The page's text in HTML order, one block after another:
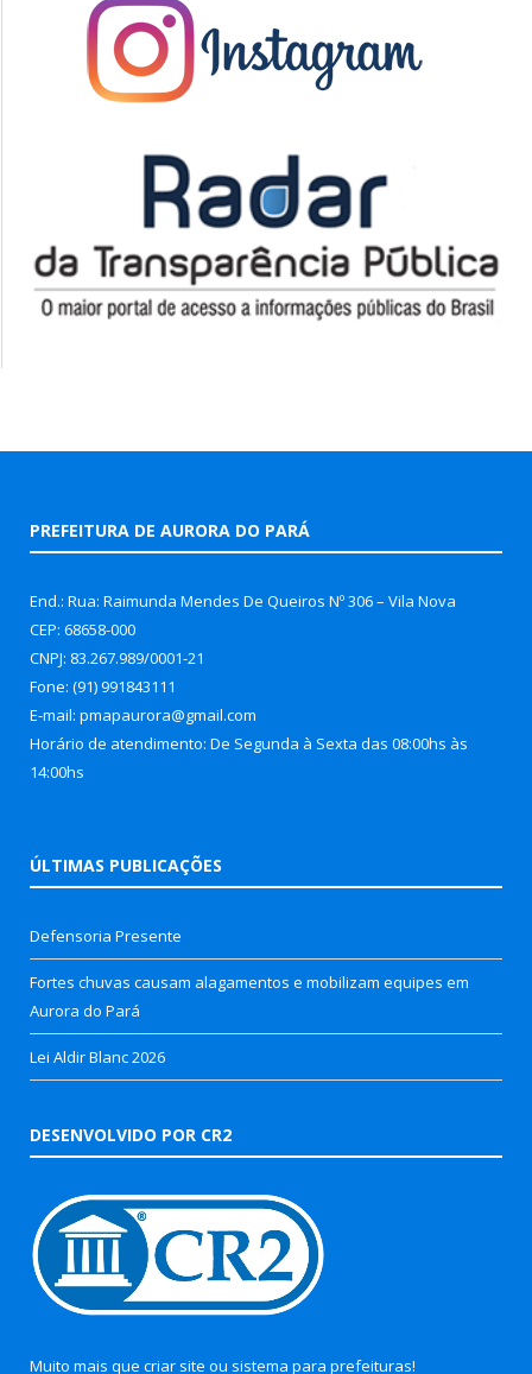
PREFEITURA DE AURORA DO PARÁ
End.: Rua: Raimunda Mendes De Queiros Nº 306 – Vila Nova
CEP: 68658-000
CNPJ: 83.267.989/0001-21
Fone: (91) 991843111
E-mail: pmapaurora@gmail.com
Horário de atendimento: De Segunda à Sexta das 08:00hs às
14:00hs
ÚLTIMAS PUBLICAÇÕES
Defensoria Presente
Fortes chuvas causam alagamentos e mobilizam equipes em
Aurora do Pará
Lei Aldir Blanc 2026
DESENVOLVIDO POR CR2
Muito mais que criar site ou sistema para prefeituras!